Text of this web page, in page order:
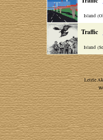
Island
Traffic
Island
Letzte